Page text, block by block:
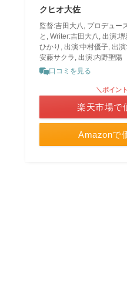
クヒオ大佐
監督:吉田大八, プロデュー
と, Writer:吉田大八, 出演:
ひかり, 出演:中村優子, 出
安藤サクラ, 出演:内野聖陽
口コミを見る
Amazonで
＼ポイン
楽天市場で